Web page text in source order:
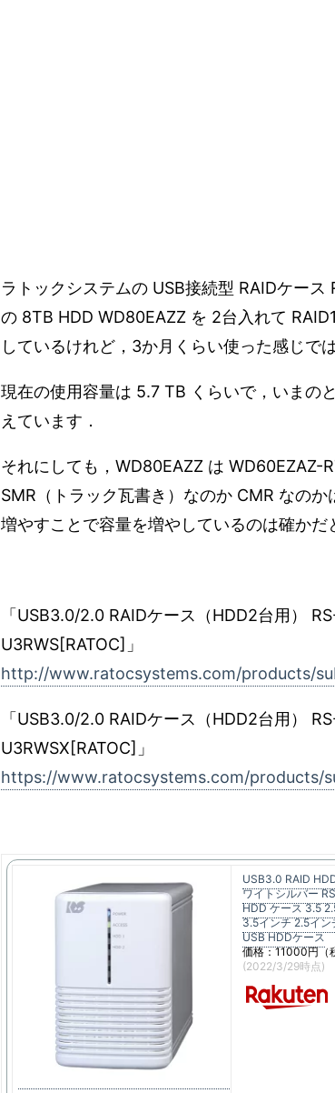
ラトックシステムの USB接続型 RAIDケー
の 8TB HDD WD80EAZZ を 2台入れて
しているけれど，3か月くらい使った感じで
現在の使用容量は 5.7 TB くらいで，いまの
えています．
それにしても，WD80EAZZ は WD60EZAZ-
SMR（トラック瓦書き）なのか CMR なの
増やすことで容量を増やしているのは確かだ
「USB3.0/2.0 RAIDケース（HDD2台用）
U3RWS[RATOC]」
http://www.ratocsystems.com/products/
「USB3.0/2.0 RAIDケース（HDD2台用）
U3RWSX[RATOC]」
https://www.ratocsystems.com/products/
USB3.0 RAID
ワイトシルバー
HDD ケース 3.5
3.5インチ 2.5イ
USB HDDケース
価格：11000円（
(2022/3/29時点)